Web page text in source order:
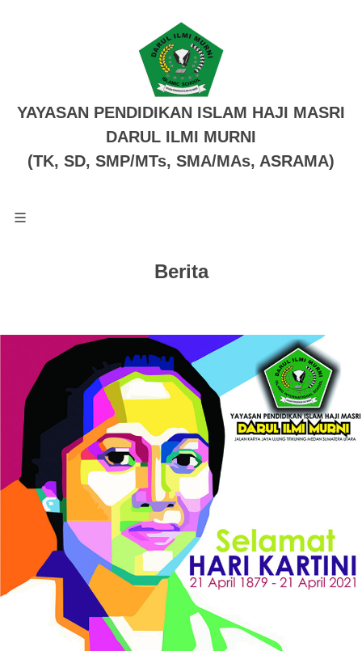
YAYASAN PENDIDIKAN ISLAM HAJI MASRI
DARUL ILMI MURNI
(TK, SD, SMP/MTs, SMA/MAs, ASRAMA)
Berita